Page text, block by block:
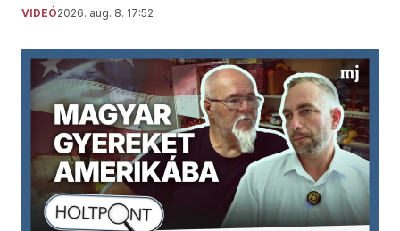
VIDEÓ2026. aug. 8. 17:52